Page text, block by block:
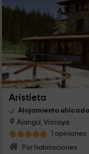
Aristieta
Alojamiento
Ajangiz, Vizcaya
1 opiniones
Por habitaciones